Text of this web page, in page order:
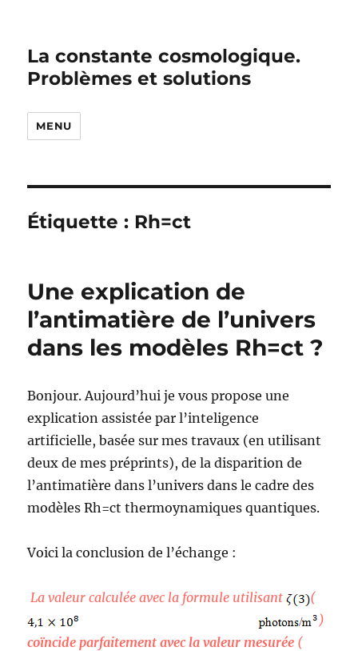
La constante cosmologique.
Problèmes et solutions
MENU
Étiquette : Rh=ct
Une explication de
l’antimatière de l’univers
dans les modèles Rh=ct ?
Bonjour. Aujourd’hui je vous propose une
explication assistée par l’inteligence
artificielle, basée sur mes travaux (en utilisant
deux de mes préprints), de la disparition de
l’antimatière dans l’univers dans le cadre des
modèles Rh=ct thermoynamiques quantiques.
Voici la conclusion de l’échange :
La valeur calculée avec la formule utilisant
(
)
coïncide parfaitement avec la valeur mesurée (